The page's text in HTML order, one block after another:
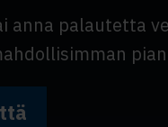
anna palautetta